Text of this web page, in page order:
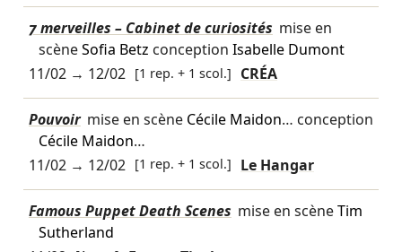
7 merveilles – Cabinet de curiosités mise en
scèneSofia Betz conception Isabelle Dumont
11/02→ 12/02 [1 rep. + 1 scol.] CRÉA
Pouvoir mise en scène Cécile Maidon… conception
Cécile Maidon…
11/02→ 12/02 [1 rep. + 1 scol.] Le Hangar
Famous Puppet Death Scenes mise en scèneTim
Sutherland